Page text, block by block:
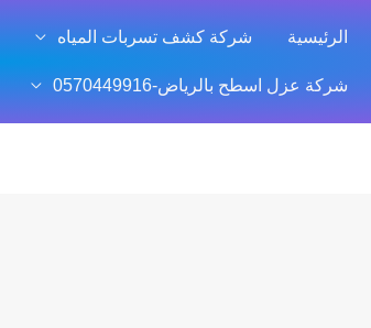
الرئيسية شركة كشف تسربات المياه
شركة عزل اسطح بالرياض-0570449916